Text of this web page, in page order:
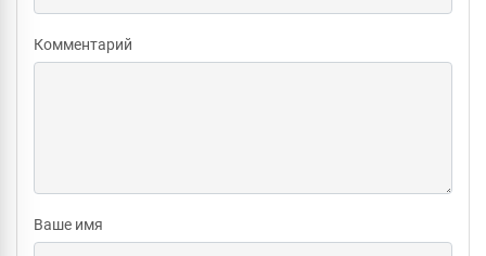
Комментарий
Ваше имя